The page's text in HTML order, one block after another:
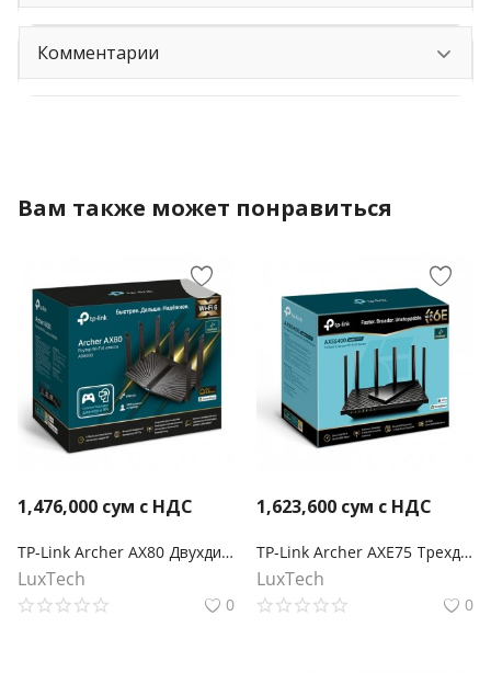
Комментарии
Вам также может понравиться
1,476,000 сум с НДС
TP-Link Archer AX80 Двухдиапазонный роутер Wi‑Fi AX6000 с портом WAN/LAN 2,5 Гбит/с и поддержкой Mesh
LuxTech
0
1,623,600 сум с НДС
TP-Link Archer AXE75 Трехдиапазонный гигабитный Wi-Fi 6E маршрутизатор AXE5400
LuxTech
0